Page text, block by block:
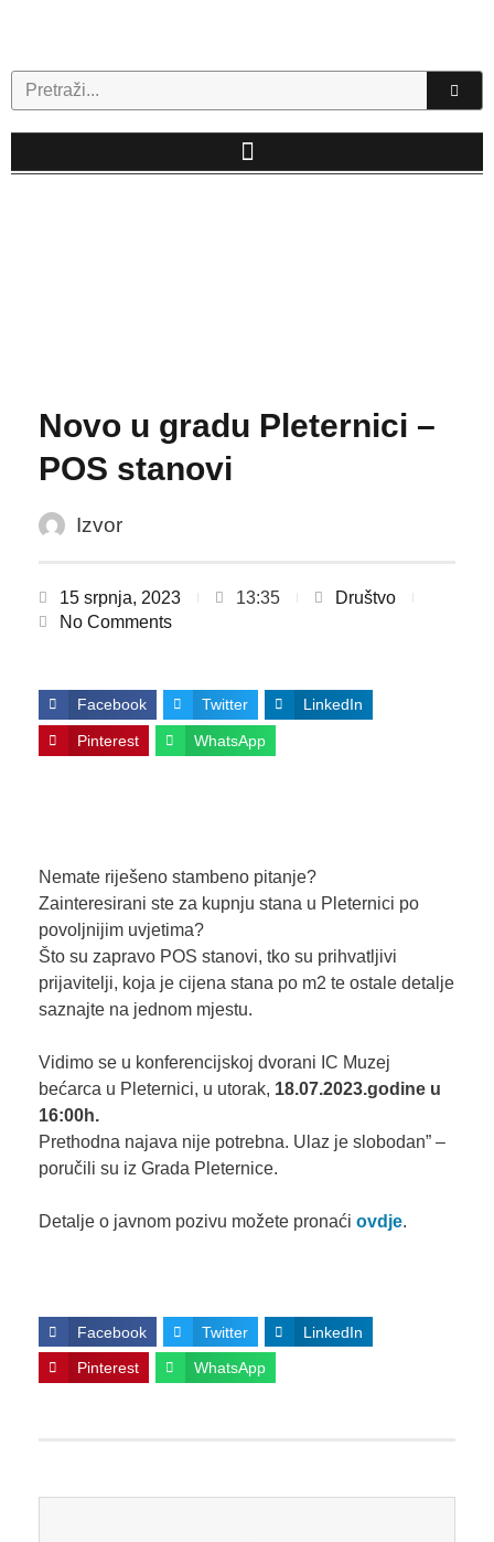
Search
Novo u gradu Pleternici –
POS stanovi
Izvor
15 srpnja, 2023 13:35
Društvo
No Comments
Facebook Twitter LinkedIn
Pinterest WhatsApp
Nemate riješeno stambeno pitanje?
Zainteresirani ste za kupnju stana u Pleternici po
povoljnijim uvjetima?
Što su zapravo POS stanovi, tko su prihvatljivi
prijavitelji, koja je cijena stana po m2 te ostale detalje
saznajte na jednom mjestu.
Vidimo se u konferencijskoj dvorani IC Muzej
bećarca u Pleternici, u utorak, 18.07.2023.godine u
16:00h.
Prethodna najava nije potrebna. Ulaz je slobodan” –
poručili su iz Grada Pleternice.
Detalje o javnom pozivu možete pronaći ovdje.
Facebook Twitter LinkedIn
Pinterest WhatsApp